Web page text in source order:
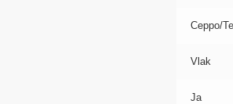
Ceppo/
Vlak
Ja